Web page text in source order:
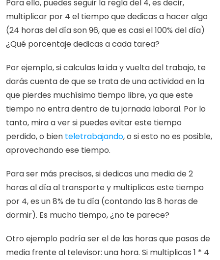
Para ello, puedes seguir la regla del 4, es decir,
multiplicar por 4 el tiempo que dedicas a hacer algo
(24 horas del día son 96, que es casi el 100% del día)
¿Qué porcentaje dedicas a cada tarea?
Por ejemplo, si calculas la ida y vuelta del trabajo, te
darás cuenta de que se trata de una actividad en la
que pierdes muchísimo tiempo libre, ya que este
tiempo no entra dentro de tu jornada laboral. Por lo
tanto, mira a ver si puedes evitar este tiempo
perdido, o bien teletrabajando, o si esto no es posible,
aprovechando ese tiempo.
Para ser más precisos, si dedicas una media de 2
horas al día al transporte y multiplicas este tiempo
por 4, es un 8% de tu día (contando las 8 horas de
dormir). Es mucho tiempo, ¿no te parece?
Otro ejemplo podría ser el de las horas que pasas de
media frente al televisor: una hora. Si multiplicas 1 * 4